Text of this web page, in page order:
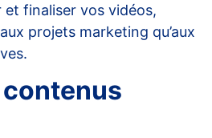
finaliser vos vidéos,
projets marketing qu’aux